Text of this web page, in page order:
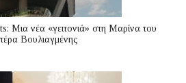
Μια νέα «γειτονιά» στη Μαρίνα του
Βουλιαγμένης